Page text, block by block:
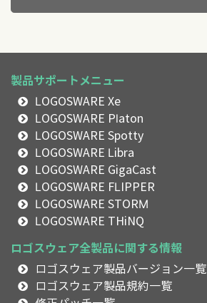
製品サポートメニュー
LOGOSWARE Xe
LOGOSWARE Platon
LOGOSWARE Spotty
LOGOSWARE Libra
LOGOSWARE GigaCast
LOGOSWARE FLIPPER
LOGOSWARE STORM
LOGOSWARE THiNQ
ロゴスウェア全製品に関する情報
ロゴスウェア製品バージョン一覧
ロゴスウェア製品規約一覧